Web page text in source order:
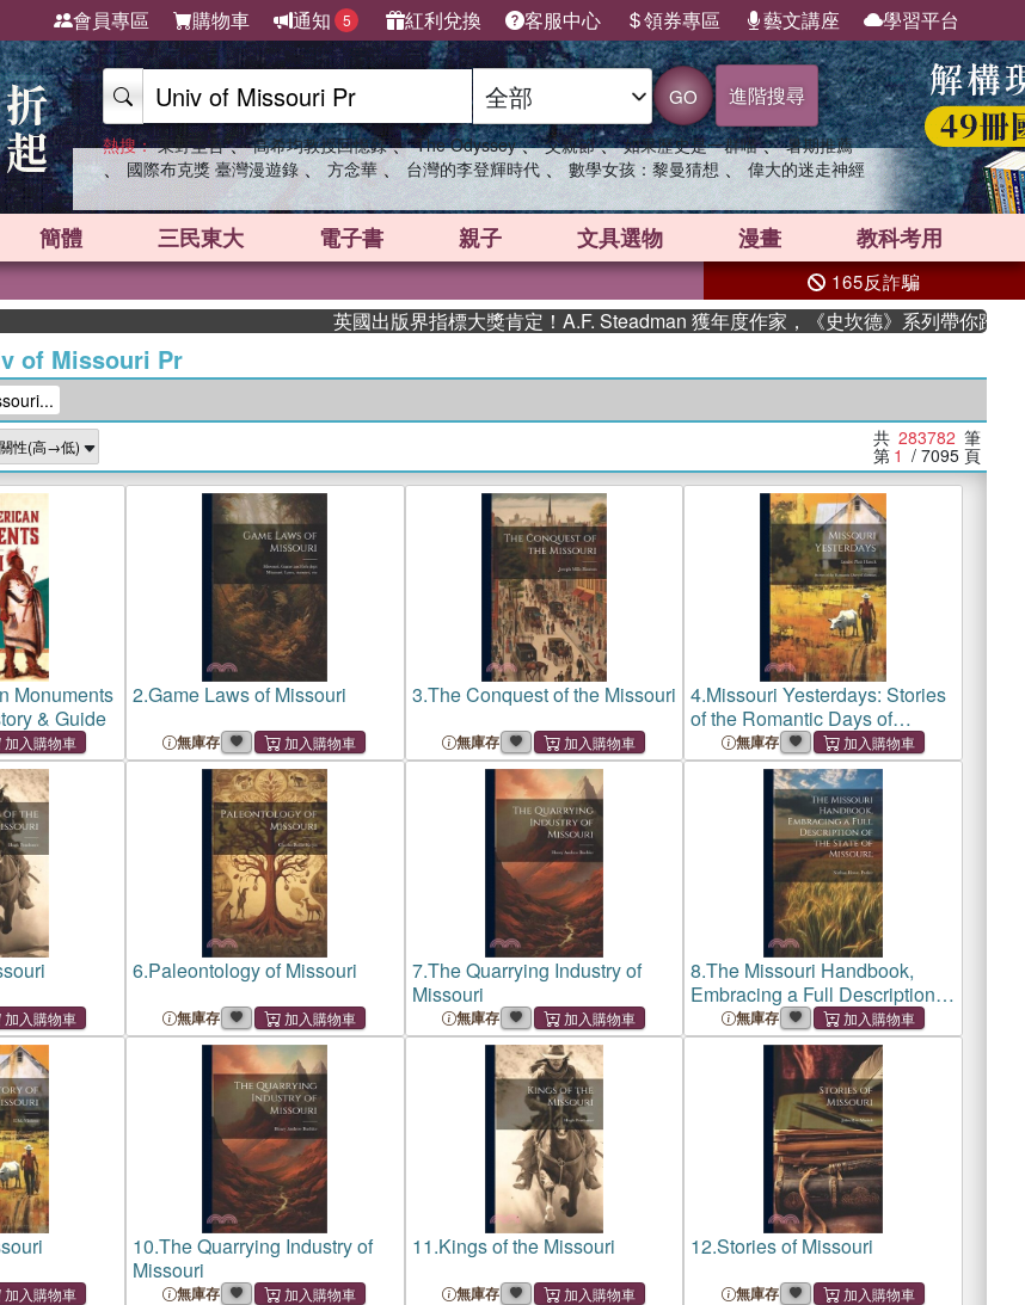
會員專區 購物車 通知 5 紅利兌換 客服中心 領券專區 藝文講座 學習平台
GO 進階搜尋
熱搜： 東野圭吾 、 高希均教授回憶錄 、 The Odyssey 、 父親節 、 如果歷史是一群喵 、 暑期推薦
、 國際布克獎 臺灣漫遊錄 、 方念華 、 台灣的李登輝時代 、 數學女孩：黎曼猜想 、 偉大的迷走神經
簡體 三民東大 電子書 親子 文具選物 漫畫 教科考用
165反詐騙
英國出版界指標大獎肯定！A.F. Steadman 獲年度作家，《史坎德》系列帶你踏上熱血奇幻
of Missouri Pr
共 283782 筆
第 1 / 7095 頁
Monuments
& Guide
2.Game Laws of Missouri
無庫存
3.The Conquest of the Missouri
無庫存
4.Missouri Yesterdays: Stories
of the Romantic Days of
Missouri
無庫存
6.Paleontology of Missouri
無庫存
7.The Quarrying Industry of
Missouri
無庫存
8.The Missouri Handbook,
Embracing a Full Description
of the State of Missouri;
無庫存
10.The Quarrying Industry of
Missouri
無庫存
11.Kings of the Missouri
無庫存
12.Stories of Missouri
無庫存